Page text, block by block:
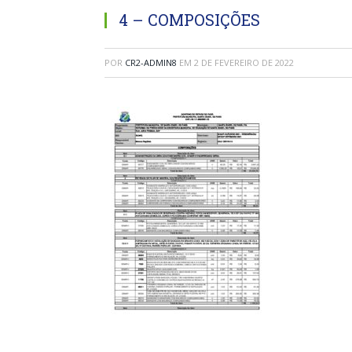
4 – COMPOSIÇÕES
POR CR2-ADMIN8 EM 2 DE FEVEREIRO DE 2022